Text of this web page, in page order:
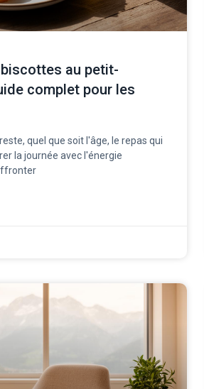
au petit-
complet pour les
quel que soit l'âge, le repas qui
la journée avec l'énergie